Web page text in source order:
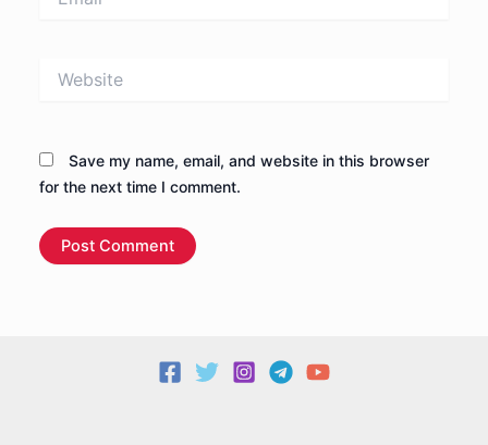
Save my name, email, and website in this browser
for the next time I comment.